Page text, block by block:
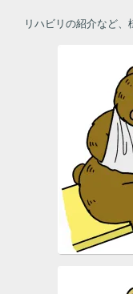
リハビリの紹介など、